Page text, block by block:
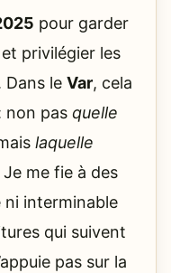
pour garder
privilégier les
Dans le Var, cela
non pas quelle
laquelle
Je me fie à des
ni interminable
qui suivent
pas sur la